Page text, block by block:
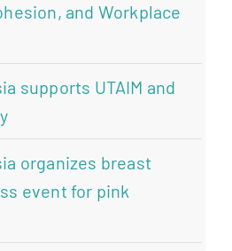
and Workplace
supports UTAIM and
organizes breast
event for pink